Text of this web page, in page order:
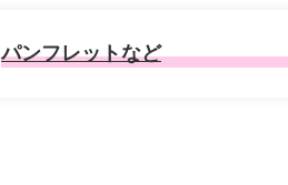
パンフレットなど